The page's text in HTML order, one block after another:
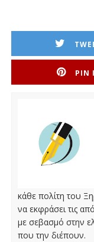
PIN
κάθε πολίτη του
να εκφράσει τις
με σεβασμό στην
που την διέπουν.